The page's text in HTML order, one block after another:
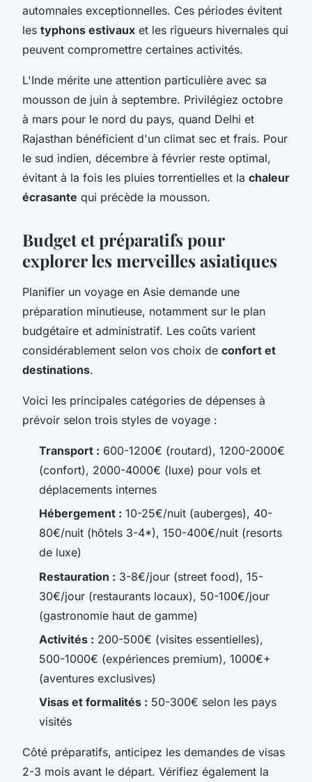
automnales exceptionnelles. Ces périodes évitent
les typhons estivaux et les rigueurs hivernales qui
peuvent compromettre certaines activités.
L'Inde mérite une attention particulière avec sa
mousson de juin à septembre. Privilégiez octobre
à mars pour le nord du pays, quand Delhi et
Rajasthan bénéficient d'un climat sec et frais. Pour
le sud indien, décembre à février reste optimal,
évitant à la fois les pluies torrentielles et la chaleur
écrasante qui précède la mousson.
Budget et préparatifs pour
explorer les merveilles asiatiques
Planifier un voyage en Asie demande une
préparation minutieuse, notamment sur le plan
budgétaire et administratif. Les coûts varient
considérablement selon vos choix de confort et
destinations.
Voici les principales catégories de dépenses à
prévoir selon trois styles de voyage :
Transport : 600-1200€ (routard), 1200-2000€
(confort), 2000-4000€ (luxe) pour vols et
déplacements internes
Hébergement : 10-25€/nuit (auberges), 40-
80€/nuit (hôtels 3-4*), 150-400€/nuit (resorts
de luxe)
Restauration : 3-8€/jour (street food), 15-
30€/jour (restaurants locaux), 50-100€/jour
(gastronomie haut de gamme)
Activités : 200-500€ (visites essentielles),
500-1000€ (expériences premium), 1000€+
(aventures exclusives)
Visas et formalités : 50-300€ selon les pays
visités
Côté préparatifs, anticipez les demandes de visas
2-3 mois avant le départ. Vérifiez également la